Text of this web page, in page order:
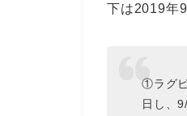
下は2019年
①ラグ
日し、